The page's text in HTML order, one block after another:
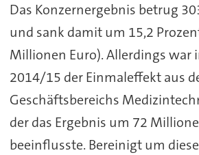
Das Konzernergebnis betrug
und sank damit um 15,2
Millionen Euro). Allerdings war
2014/15 der Einmaleffekt aus
Geschäftsbereichs
der das Ergebnis um 72
beeinflusste. Bereinigt um